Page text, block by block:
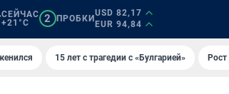
СЕЙЧАС
+21°C
2 ПРОБКИ
USD 82,17
EUR 94,84
15 лет с трагедии с «Булгарией»